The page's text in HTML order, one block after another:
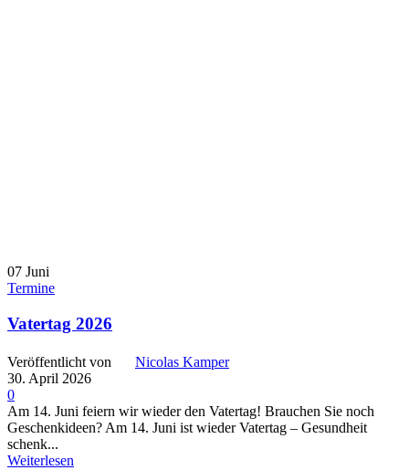
07 Juni
Termine
Vatertag 2026
Veröffentlicht von
Nicolas Kamper
30. April 2026
0
Am 14. Juni feiern wir wieder den Vatertag! Brauchen Sie noch
Geschenkideen? Am 14. Juni ist wieder Vatertag – Gesundheit
schenk...
Weiterlesen